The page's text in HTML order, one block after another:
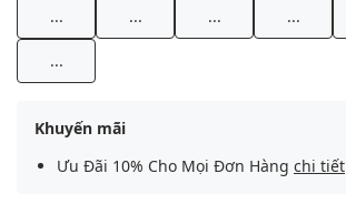
... ... ... ...
...
Khuyến mãi
Ưu Đãi 10% Cho Mọi Đơn Hàng chi tiết